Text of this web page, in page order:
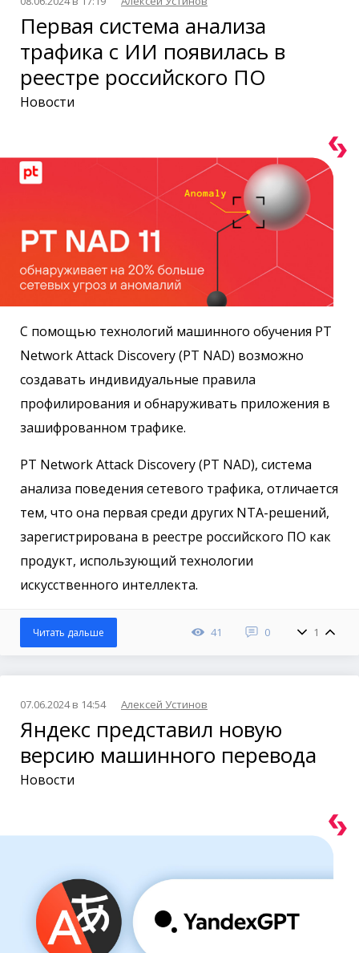
Первая система анализа
трафика с ИИ появилась в
реестре российского ПО
Новости
С помощью технологий машинного обучения PT
Network Attack Discovery (PT NAD) возможно
создавать индивидуальные правила
профилирования и обнаруживать приложения в
зашифрованном трафике.
PT Network Attack Discovery (PT NAD), система
анализа поведения сетевого трафика, отличается
тем, что она первая среди других NTA-решений,
зарегистрирована в реестре российского ПО как
продукт, использующий технологии
искусственного интеллекта.
41 0 1
Читать дальше
07.06.2024 в 14:54 Алексей Устинов
Яндекс представил новую
версию машинного перевода
Новости